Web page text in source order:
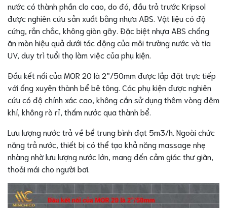
nước có thành phần clo cao, do đó, đầu trả trước Kripsol
được nghiên cứu sản xuất bằng nhựa ABS. Vật liệu có độ
cứng, rắn chắc, không giòn gãy. Đặc biệt nhựa ABS chống
ăn mòn hiệu quả dưới tác động của môi trường nước và tia
UV, duy trì tuổi thọ làm việc của phụ kiện.
Đầu kết nối của MOR 20 là 2”/50mm được lắp đặt trực tiếp
với ống xuyên thành bể bê tông. Các phụ kiện được nghiên
cứu có độ chính xác cao, không cần sử dụng thêm vòng đệm
khí, không rò rỉ, thấm nước qua thành bể.
Lưu lượng nước trả về bể trung bình đạt 5m3/h. Ngoài chức
năng trả nước, thiết bị có thể tạo khả năng massage nhẹ
nhàng nhờ lưu lượng nước lớn, mang đến cảm giác thư giãn,
thoải mái cho người bơi.